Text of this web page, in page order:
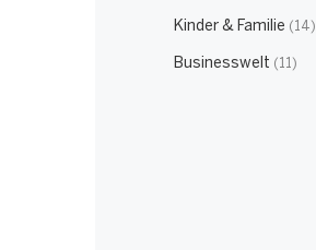
Kinder & Familie (14)
Businesswelt (11)